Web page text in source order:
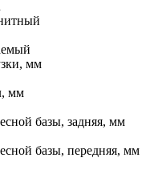
мм
мм
базы, задняя, мм
базы, передняя, мм